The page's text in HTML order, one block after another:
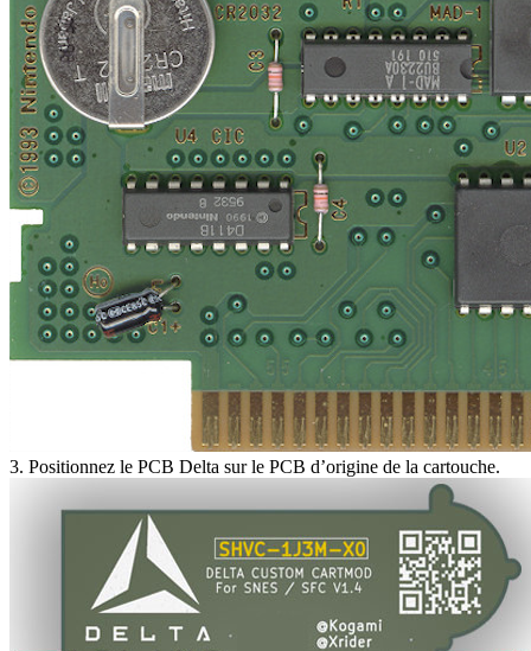
3. Positionnez le PCB Delta sur le PCB d’origine de la cartouche.